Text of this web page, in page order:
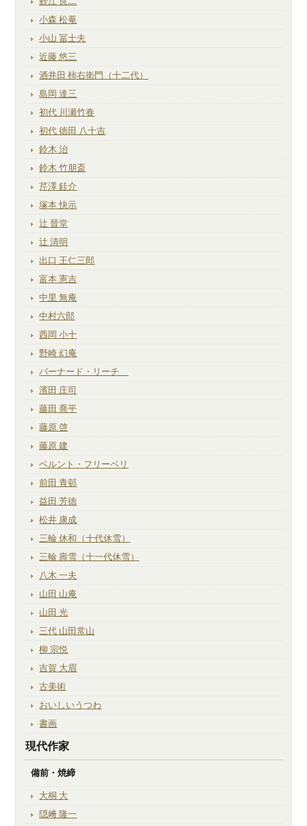
小森 松菴
小山 冨士夫
近藤 悠三
酒井田 柿右衛門（十二代）
島岡 達三
初代 川瀬竹春
初代 徳田 八十吉
鈴木 治
鈴木 竹朋斎
芹澤 銈介
塚本 快示
辻 晉堂
辻 清明
出口 王仁三郎
富本 憲吉
中里 無庵
中村六郎
西岡 小十
野崎 幻庵
バーナード・リーチ
濱田 庄司
藤田 喬平
藤原 啓
藤原 建
ベルント・フリーベリ
前田 青邨
益田 芳徳
松井 康成
三輪 休和（十代休雪）
三輪 壽雪（十一代休雪）
八木 一夫
山田 山庵
山田 光
三代 山田常山
柳 宗悦
吉賀 大眉
古美術
おいしいうつわ
書画
現代作家
備前・焼締
大桐 大
隠﨑 隆一